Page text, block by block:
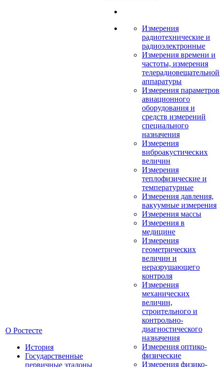
О Ростесте
История
Государственные
первичные эталоны
Измерения
радиотехнические и
радиоэлектронные
Измерения времени и
частоты, измерения
телерадиовещательной
аппаратуры
Измерения параметров
авиационного
оборудования и
средств измерений
специального
назначения
Измерения
виброакустических
величин
Измерения
теплофизические и
температурные
Измерения давления,
вакуумные измерения
Измерения массы
Измерения в
медицине
Измерения
геометрических
величин и
неразрушающего
контроля
Измерения
механических
величин,
строительного и
контрольно-
диагностического
назначения
Измерения оптико-
физические
Измерения физико-